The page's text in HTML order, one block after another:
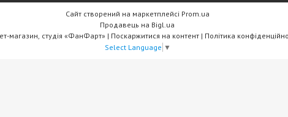
Сайт створений на маркетплейсі Prom.ua
Продавець на Bigl.ua
Інтернет-магазин, студія «ФанФарт» | Поскаржитися на контент | Політика
Select Language ▼